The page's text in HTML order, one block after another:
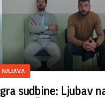
NAJAVA
Igra sudbine: Ljubav